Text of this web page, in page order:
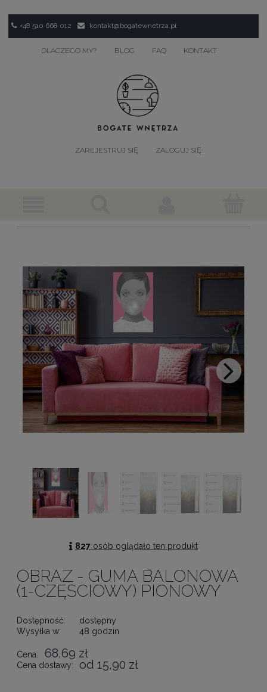
+48 510 668 012 kontakt@bogatewnetrza.pl
DLACZEGO MY? BLOG FAQ KONTAKT
ZAREJESTRUJ SIĘ ZALOGUJ SIĘ
827 osób oglądało ten produkt
OBRAZ - GUMA BALONOWA
(1-CZĘŚCIOWY) PIONOWY
Dostępność:
dostępny
Wysyłka w:
48 godzin
Cena: 68,69 zł
Cena dostawy: od 15,90 zł